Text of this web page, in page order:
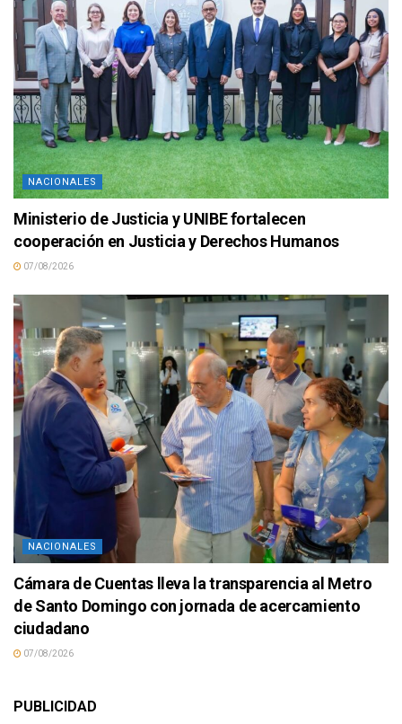
NACIONALES
Ministerio de Justicia y UNIBE fortalecen
cooperación en Justicia y Derechos Humanos
07/08/2026
NACIONALES
Cámara de Cuentas lleva la transparencia al Metro
de Santo Domingo con jornada de acercamiento
ciudadano
07/08/2026
PUBLICIDAD